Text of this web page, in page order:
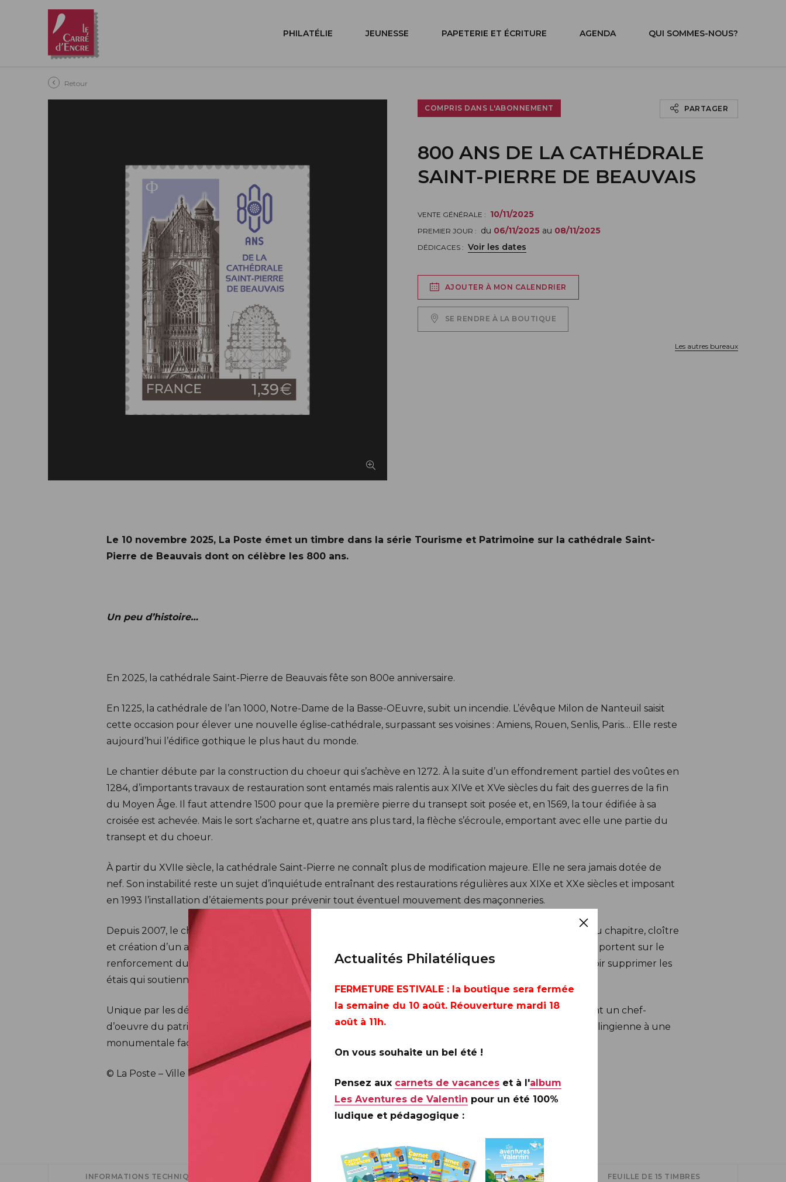
Aller au contenu principal
PHILATÉLIE JEUNESSE PAPETERIE ET ÉCRITURE AGENDA QUI SOMMES-NOUS?
Retour
COMPRIS DANS L'ABONNEMENT PARTAGER
800 ANS DE LA CATHÉDRALE
SAINT-PIERRE DE BEAUVAIS
VENTE GÉNÉRALE : 10/11/2025
PREMIER JOUR : du 06/11/2025 au 08/11/2025
DÉDICACES : Voir les dates
AJOUTER À MON CALENDRIER
SE RENDRE À LA BOUTIQUE
Les autres bureaux
Le 10 novembre 2025, La Poste émet un timbre dans la série Tourisme et Patrimoine sur la cathédrale Saint-
Pierre de Beauvais dont on célèbre les 800 ans.
Un peu d’histoire…
En 2025, la cathédrale Saint-Pierre de Beauvais fête son 800e anniversaire.
En 1225, la cathédrale de l’an 1000, Notre-Dame de la Basse-OEuvre, subit un incendie. L’évêque Milon de Nanteuil saisit
cette occasion pour élever une nouvelle église-cathédrale, surpassant ses voisines : Amiens, Rouen, Senlis, Paris… Elle reste
aujourd’hui l’édifice gothique le plus haut du monde.
Le chantier débute par la construction du choeur qui s’achève en 1272. À la suite d’un effondrement partiel des voûtes en
1284, d’importants travaux de restauration sont entamés mais ralentis aux XIVe et XVe siècles du fait des guerres de la fin
du Moyen Âge. Il faut attendre 1500 pour que la première pierre du transept soit posée et, en 1569, la tour édifiée à sa
croisée est achevée. Mais le sort s’acharne et, quatre ans plus tard, la flèche s’écroule, emportant avec elle une partie du
transept et du choeur.
À partir du XVIIe siècle, la cathédrale Saint-Pierre ne connaît plus de modification majeure. Elle ne sera jamais dotée de
nef. Son instabilité reste un sujet d’inquiétude entraînant des restaurations régulières aux XIXe et XXe siècles et imposant
en 1993 l’installation d’étaiements pour prévenir tout éventuel mouvement des maçonneries.
Depuis 2007, le chantier des restaurations reprend : façade sud, couverture en plomb du choeur, salle du chapitre, cloître
et création d’un accès aux personnes à mobilité réduite par la Basse-OEuvre. Actuellement, les efforts se portent sur le
renforcement du système de sécurité incendie et la restauration des hauteurs du transept afin de pouvoir supprimer les
étais qui soutiennent la cathédrale depuis 30 ans.
Unique par les déboires que connut sa construction, la cathédrale Saint-Pierre de Beauvais est également un chef-
d’oeuvre du patrimoine français, à la hauteur inégalée, mêlant gracieusement les vestiges de l’église carolingienne à une
monumentale façade flamboyante.
© La Poste – Ville de Beauvais -Tous droits réservés
INFORMATIONS TECHNIQUES INFORMATIONS PRATIQUES DISPONIBILITÉS FEUILLE DE 15 TIMBRES
Actualités Philatéliques
FERMETURE ESTIVALE : la boutique sera fermée
la semaine du 10 août. Réouverture mardi 18
août à 11h.
On vous souhaite un bel été !
Pensez aux carnets de vacances et à l'album
Les Aventures de Valentin pour un été 100%
ludique et pédagogique :